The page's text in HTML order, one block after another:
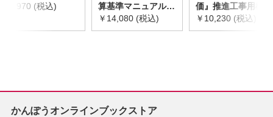
￥2,970 (税込)
算基準マニュアル
令和8年度版
※2026年8月下旬発
￥14,080 (税込)
価』推進工事用機械
器具等基礎価格表
2026年度版
￥10,230 (税込)
かんぽうオンラインブックストア